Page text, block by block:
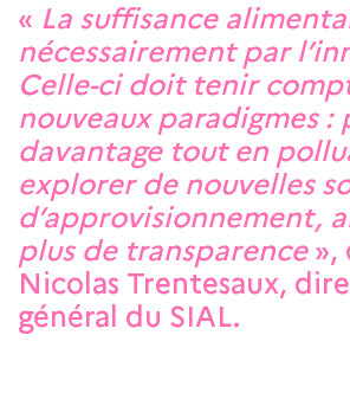
« La suffisance
nécessairement par
Celle-ci doit tenir
nouveaux paradigmes :
davantage tout en
explorer de nouvelles
d’approvisionnement,
plus de transparence»,
Nicolas Trentesaux,
général du SIAL.